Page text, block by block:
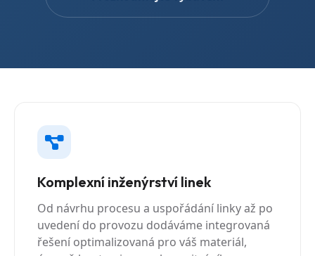
Komplexní inženýrství linek
Od návrhu procesu a uspořádání linky až po
uvedení do provozu dodáváme integrovaná
řešení optimalizovaná pro váš materiál,